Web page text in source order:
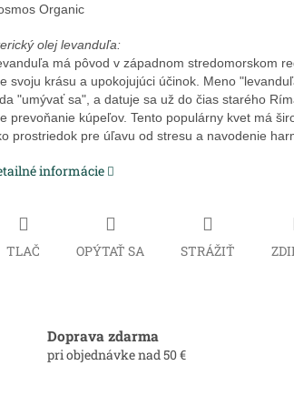
Organic
olej levanduľa:
má pôvod v západnom stredomorskom
svoju krásu a upokojujúci účinok. Meno
"umývať sa", a datuje sa už do čias starého
prevoňanie kúpeľov. Tento populárny kvet má
prostriedok pre úľavu od stresu a navodenie
informácie
TLAČ OPÝTAŤ SA STRÁŽIŤ
Doprava zdarma
pri objednávke nad 50 €